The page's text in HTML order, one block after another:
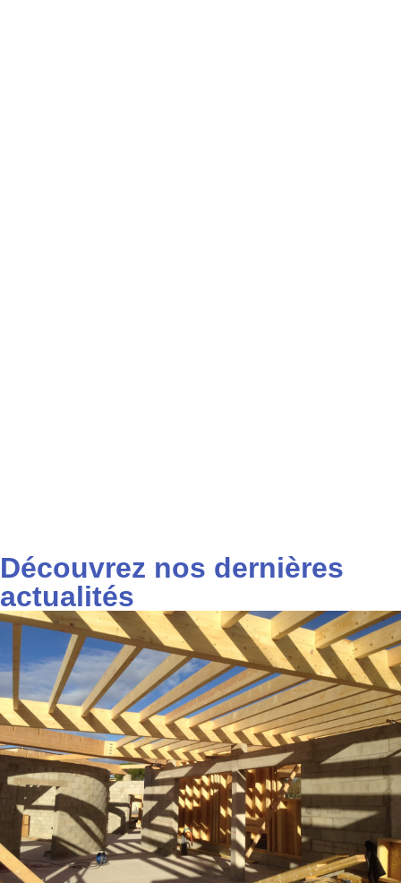
Découvrez nos dernières
actualités